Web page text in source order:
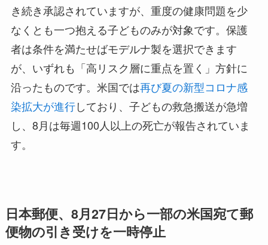
き続き承認されていますが、重度の健康問題を少
なくとも一つ抱える子どものみが対象です。保護
者は条件を満たせばモデルナ製を選択できます
が、いずれも「高リスク層に重点を置く」方針に
沿ったものです。米国では再び夏の新型コロナ感
染拡大が進行しており、子どもの救急搬送が急増
し、8月は毎週100人以上の死亡が報告されていま
す。
日本郵便、8月27日から一部の米国宛て郵
便物の引き受けを一時停止